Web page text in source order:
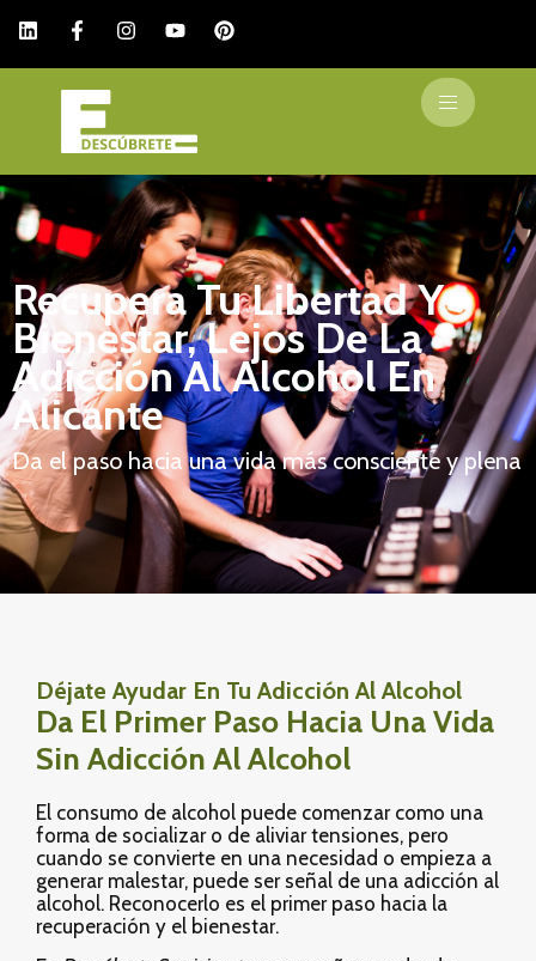
Recupera Tu Libertad Y
Bienestar, Lejos De La
Adicción Al Alcohol En
Alicante
Da el paso hacia una vida más consciente y plena
Déjate Ayudar En Tu Adicción Al Alcohol
Da El Primer Paso Hacia Una Vida
Sin Adicción Al Alcohol
El consumo de alcohol puede comenzar como una
forma de socializar o de aliviar tensiones, pero
cuando se convierte en una necesidad o empieza a
generar malestar, puede ser señal de una adicción al
alcohol. Reconocerlo es el primer paso hacia la
recuperación y el bienestar.